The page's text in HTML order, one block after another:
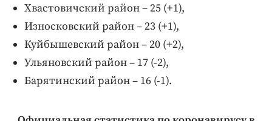
Хвастовичский район – 25 (+1),
Износковский район – 23 (+1),
Куйбышевский район – 20 (+2),
Ульяновский район – 17 (-2),
Барятинский район – 16 (-1).